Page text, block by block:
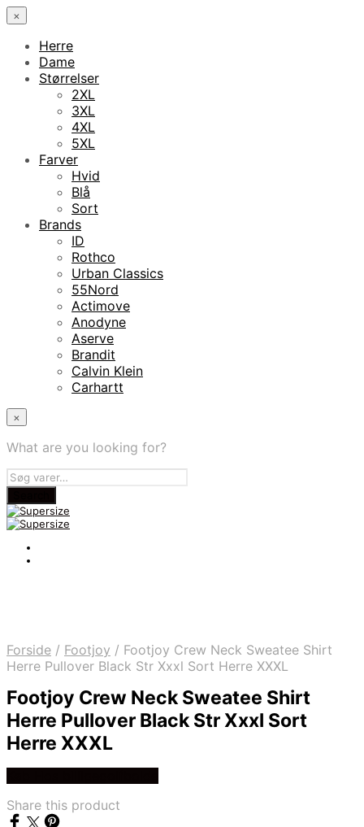
×
Herre
Dame
Størrelser
2XL
3XL
4XL
5XL
Farver
Hvid
Blå
Sort
Brands
ID
Rothco
Urban Classics
55Nord
Actimove
Anodyne
Aserve
Brandit
Calvin Klein
Carhartt
×
What are you looking for?
Forside / Footjoy / Footjoy Crew Neck Sweatee Shirt
Herre Pullover Black Str Xxxl Sort Herre XXXL
Footjoy Crew Neck Sweatee Shirt
Herre Pullover Black Str Xxxl Sort
Herre XXXL
Share this product